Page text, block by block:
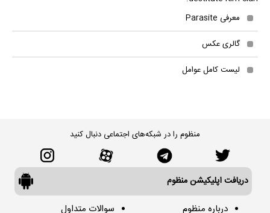
معرفی Parasite
گالری عکس
لیست کامل عوامل
منظوم را در شبکه‌های اجتماعی دنبال کنید
دریافت اپلیکیشن منظوم
درباره منظوم سوالات متداول